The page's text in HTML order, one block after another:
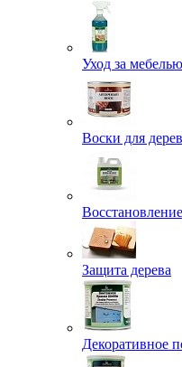
Уход за мебелью
Воски для
Защита дерева
Декоративное